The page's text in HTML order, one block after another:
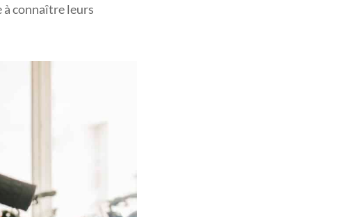
à connaître leurs